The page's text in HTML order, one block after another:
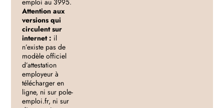
Attention aux
versions qui
circulent sur
internet : il
n’existe pas de
modèle officiel
d’attestation
employeur à
télécharger en
ligne, ni sur pole-
emploi.fr, ni sur